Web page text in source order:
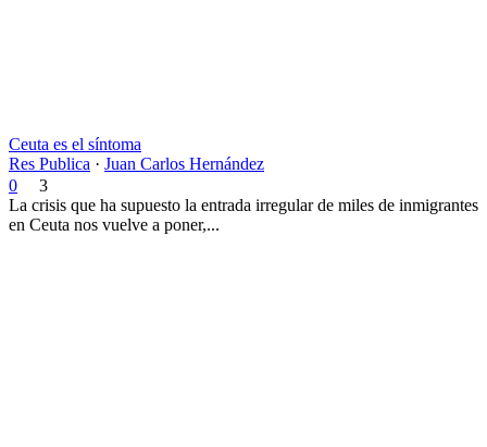
Ceuta es el síntoma
Res Publica · Juan Carlos Hernández
0
3
La crisis que ha supuesto la entrada irregular de miles de inmigrantes
en Ceuta nos vuelve a poner,...